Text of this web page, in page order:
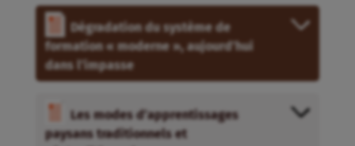
Dégradation du système de
formation « moderne », aujourd’hui
dans l’impasse
Les modes d’apprentissages
paysans traditionnels et